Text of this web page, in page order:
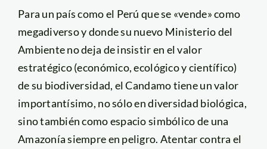
Para un país como el Perú que se «vende» como
megadiverso y donde su nuevo Ministerio del
Ambiente no deja de insistir en el valor
estratégico (económico, ecológico y científico)
de su biodiversidad, el Candamo tiene un valor
importantísimo, no sólo en diversidad biológica,
sino también como espacio simbólico de una
Amazonía siempre en peligro. Atentar contra el